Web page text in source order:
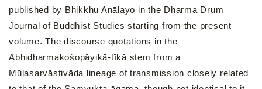
published by Bhikkhu Anālayo in the Dharma Drum
Journal of Buddhist Studies starting from the present
volume. The discourse quotations in the
Abhidharmakośopāyikā-ṭīkā stem from a
Mūlasarvāstivāda lineage of transmission closely related